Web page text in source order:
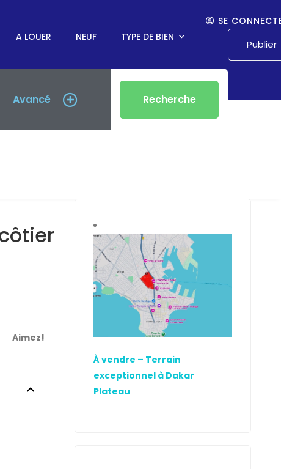
A LOUER NEUF TYPE DE BIEN
SE
Publier
Avancé Recherche
CÔTIER À DAKAR
Aimez!
À vendre – Terrain
exceptionnel à Dakar
Plateau